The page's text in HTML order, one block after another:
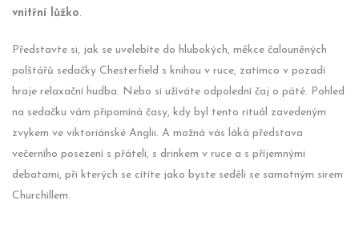
vnitřní lůžko.
Představte si, jak se uvelebíte do hlubokých, měkce čalouněných
polštářů sedačky Chesterfield s knihou v ruce, zatímco v pozadí
hraje relaxační hudba. Nebo si užíváte odpolední čaj o páté. Pohled
na sedačku vám připomíná časy, kdy byl tento rituál zavedeným
zvykem ve viktoriánské Anglii. A možná vás láká představa
večerního posezení s přáteli, s drinkem v ruce a s příjemnými
debatami, při kterých se cítíte jako byste seděli se samotným sirem
Churchillem.